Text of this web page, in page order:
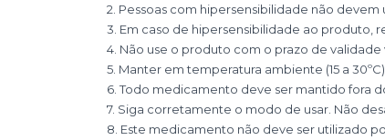
2. Pessoas com hipersensibilidade não devem
3. Em caso de hipersensibilidade ao produto,
4. Não use o produto com o prazo de validade
5. Manter em temperatura ambiente (15 a
6. Todo medicamento deve ser mantido fora
7. Siga corretamente o modo de usar. Não
8. Este medicamento não deve ser utilizado